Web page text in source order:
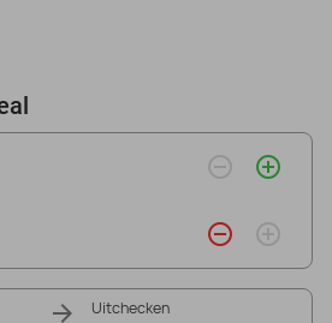
remove_circle_outline add_circle_outline
remove_circle_outline add_circle_outline
Uitchecken